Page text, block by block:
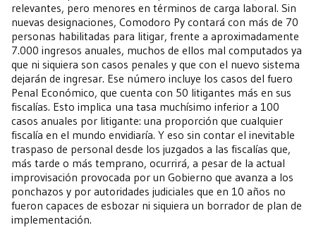
relevantes, pero menores en términos de carga laboral. Sin
nuevas designaciones, Comodoro Py contará con más de 70
personas habilitadas para litigar, frente a aproximadamente
7.000 ingresos anuales, muchos de ellos mal computados ya
que ni siquiera son casos penales y que con el nuevo sistema
dejarán de ingresar. Ese número incluye los casos del fuero
Penal Económico, que cuenta con 50 litigantes más en sus
fiscalías. Esto implica una tasa muchísimo inferior a 100
casos anuales por litigante: una proporción que cualquier
fiscalía en el mundo envidiaría. Y eso sin contar el inevitable
traspaso de personal desde los juzgados a las fiscalías que,
más tarde o más temprano, ocurrirá, a pesar de la actual
improvisación provocada por un Gobierno que avanza a los
ponchazos y por autoridades judiciales que en 10 años no
fueron capaces de esbozar ni siquiera un borrador de plan de
implementación.